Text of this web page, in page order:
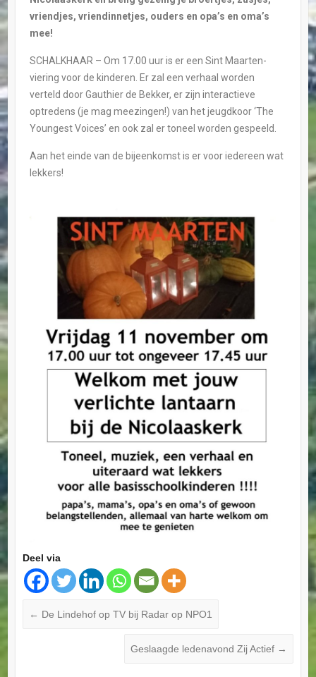
vriendjes, vriendinnetjes, ouders en opa’s en oma’s
mee!
SCHALKHAAR – Om 17.00 uur is er een Sint Maarten-
viering voor de kinderen. Er zal een verhaal worden
verteld door Gauthier de Bekker, er zijn interactieve
optredens (je mag meezingen!) van het jeugdkoor ‘The
Youngest Voices’ en ook zal er toneel worden gespeeld.
Aan het einde van de bijeenkomst is er voor iedereen wat
lekkers!
Deel via
← De Lindehof op TV bij Radar op NPO1
Geslaagde ledenavond Zij Actief →